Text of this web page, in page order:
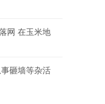
网 在玉米地
砸墙等杂活